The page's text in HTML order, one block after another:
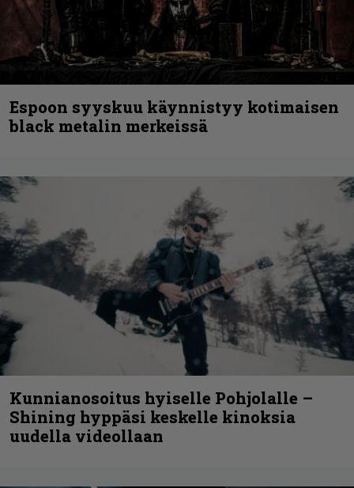
Espoon syyskuu käynnistyy kotimaisen
black metalin merkeissä
Kunnianosoitus hyiselle Pohjolalle –
Shining hyppäsi keskelle kinoksia
uudella videollaan